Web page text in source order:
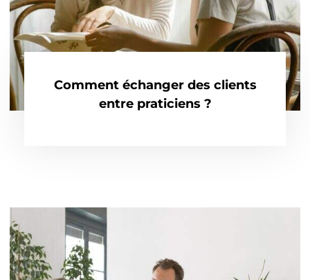
Comment échanger des clients
entre praticiens ?